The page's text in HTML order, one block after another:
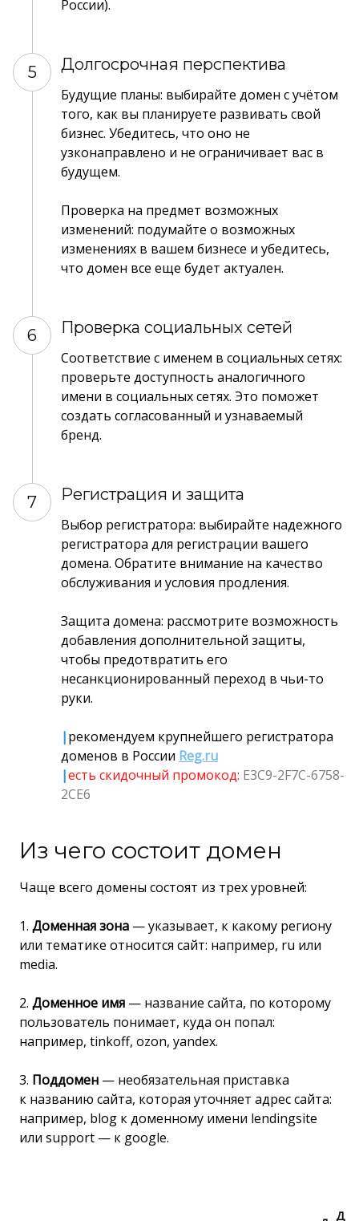
России).
5 Долгосрочная перспектива
Будущие планы: выбирайте домен с учётом
того, как вы планируете развивать свой
бизнес. Убедитесь, что оно не
узконаправлено и не ограничивает вас в
будущем.
Проверка на предмет возможных
изменений: подумайте о возможных
изменениях в вашем бизнесе и убедитесь,
что домен все еще будет актуален.
6 Проверка социальных сетей
Соответствие с именем в социальных сетях:
проверьте доступность аналогичного
имени в социальных сетях. Это поможет
создать согласованный и узнаваемый
бренд.
7 Регистрация и защита
Выбор регистратора: выбирайте надежного
регистратора для регистрации вашего
домена. Обратите внимание на качество
обслуживания и условия продления.
Защита домена: рассмотрите возможность
добавления дополнительной защиты,
чтобы предотвратить его
несанкционированный переход в чьи-то
руки.
|рекомендуем крупнейшего региcтратора
доменов в России Reg.ru
|есть скидочный промокод: E3C9-2F7C-6758-
2CE6
Из чего состоит домен
Чаще всего домены состоят из трех уровней:
1. Доменная зона — указывает, к какому региону
или тематике относится сайт: например, ru или
media.
2. Доменное имя — название сайта, по которому
пользователь понимает, куда он попал:
например, tinkoff, ozon, yandex.
3. Поддомен — необязательная приставка
к названию сайта, которая уточняет адрес сайта:
например, blog к доменному имени lendingsite
или support — к google.
Д